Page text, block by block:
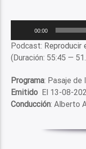
audio
00:00
Podcast: Reproducir
(Duración: 55:45 —
Programa: Pasaje de
Emitido El 13-08-
Conducción: Alberto